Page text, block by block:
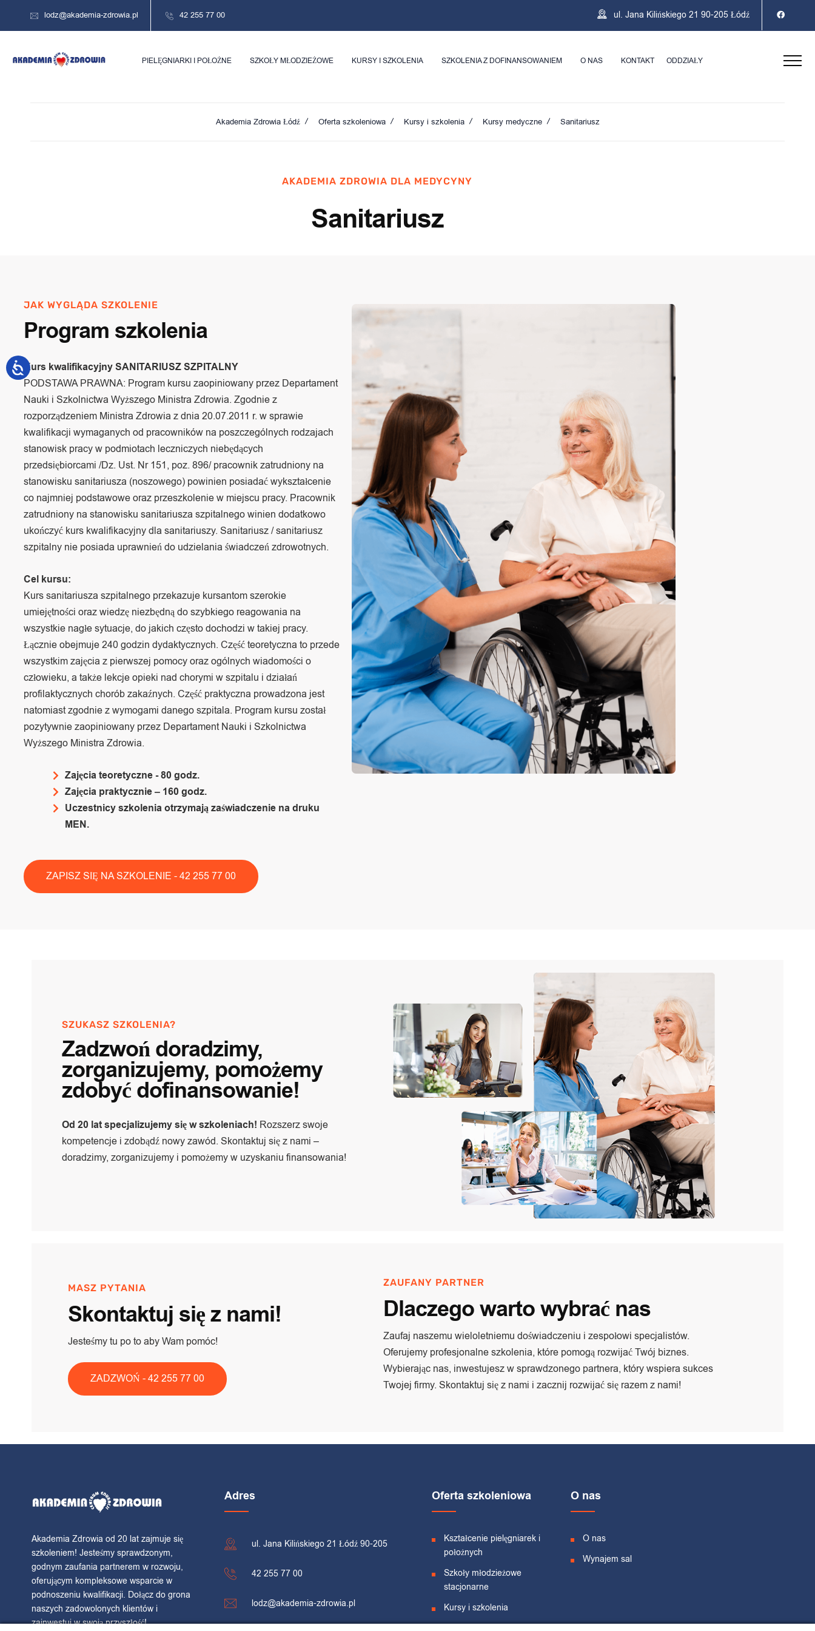
lodz@akademia-zdrowia.pl 42 255 77 00 ul. Jana Kilińskiego 21 90-205 Łódź
PIELĘGNIARKI I POŁOŻNE SZKOŁY MŁODZIEŻOWE KURSY I SZKOLENIA SZKOLENIA Z DOFINANSOWANIEM O NAS KONTAKT ODDZIAŁY
Akademia Zdrowia Łódź Oferta szkoleniowa Kursy i szkolenia Kursy medyczne Sanitariusz
AKADEMIA ZDROWIA DLA MEDYCYNY
Sanitariusz
JAK WYGLĄDA SZKOLENIE
Program szkolenia
Kurs kwalifikacyjny SANITARIUSZ SZPITALNY
PODSTAWA PRAWNA: Program kursu zaopiniowany przez Departament
Nauki i Szkolnictwa Wyższego Ministra Zdrowia. Zgodnie z
rozporządzeniem Ministra Zdrowia z dnia 20.07.2011 r. w sprawie
kwalifikacji wymaganych od pracowników na poszczególnych rodzajach
stanowisk pracy w podmiotach leczniczych niebędących
przedsiębiorcami /Dz. Ust. Nr 151, poz. 896/ pracownik zatrudniony na
stanowisku sanitariusza (noszowego) powinien posiadać wykształcenie
co najmniej podstawowe oraz przeszkolenie w miejscu pracy. Pracownik
zatrudniony na stanowisku sanitariusza szpitalnego winien dodatkowo
ukończyć kurs kwalifikacyjny dla sanitariuszy. Sanitariusz / sanitariusz
szpitalny nie posiada uprawnień do udzielania świadczeń zdrowotnych.
Cel kursu:
Kurs sanitariusza szpitalnego przekazuje kursantom szerokie
umiejętności oraz wiedzę niezbędną do szybkiego reagowania na
wszystkie nagłe sytuacje, do jakich często dochodzi w takiej pracy.
Łącznie obejmuje 240 godzin dydaktycznych. Część teoretyczna to przede
wszystkim zajęcia z pierwszej pomocy oraz ogólnych wiadomości o
człowieku, a także lekcje opieki nad chorymi w szpitalu i działań
profilaktycznych chorób zakaźnych. Część praktyczna prowadzona jest
natomiast zgodnie z wymogami danego szpitala. Program kursu został
pozytywnie zaopiniowany przez Departament Nauki i Szkolnictwa
Wyższego Ministra Zdrowia.
Zajęcia teoretyczne - 80 godz.
Zajęcia praktycznie – 160 godz.
Uczestnicy szkolenia otrzymają zaświadczenie na druku
MEN.
ZAPISZ SIĘ NA SZKOLENIE - 42 255 77 00
SZUKASZ SZKOLENIA?
Zadzwoń doradzimy,
zorganizujemy, pomożemy
zdobyć dofinansowanie!
Od 20 lat specjalizujemy się w szkoleniach! Rozszerz swoje
kompetencje i zdobądź nowy zawód. Skontaktuj się z nami –
doradzimy, zorganizujemy i pomożemy w uzyskaniu finansowania!
MASZ PYTANIA
Skontaktuj się z nami!
Jesteśmy tu po to aby Wam pomóc!
ZADZWOŃ - 42 255 77 00
ZAUFANY PARTNER
Dlaczego warto wybrać nas
Zaufaj naszemu wieloletniemu doświadczeniu i zespołowi specjalistów.
Oferujemy profesjonalne szkolenia, które pomogą rozwijać Twój biznes.
Wybierając nas, inwestujesz w sprawdzonego partnera, który wspiera sukces
Twojej firmy. Skontaktuj się z nami i zacznij rozwijać się razem z nami!
Akademia Zdrowia od 20 lat zajmuje się
szkoleniem! Jesteśmy sprawdzonym,
godnym zaufania partnerem w rozwoju,
oferującym kompleksowe wsparcie w
podnoszeniu kwalifikacji. Dołącz do grona
naszych zadowolonych klientów i
zainwestuj w swoją przyszłość!
Adres
ul. Jana Kilińskiego 21 Łódź 90-205
42 255 77 00
lodz@akademia-zdrowia.pl
Oferta szkoleniowa
Kształcenie pielęgniarek i
położnych
Szkoły młodzieżowe
stacjonarne
Kursy i szkolenia
O nas
O nas
Wynajem sal